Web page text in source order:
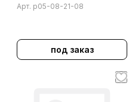
Арт. р05-08-21-08
под заказ